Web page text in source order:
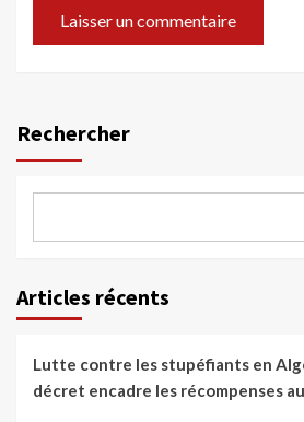
Rechercher
Articles récents
Lutte contre les stupéfiants en
décret encadre les récompenses